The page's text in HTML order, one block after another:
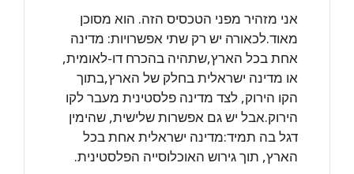
אני מזהיר מפני הטכסיס הזה. הוא מסוכן
מאוד.לכאורה יש רק שתי אפשרויות: מדינה
אחת בכל הארץ,שתהיה בהכרח דו-לאומית,
או מדינה ישראלית בחלק של הארץ,בתוך
הקו הירוק, לצד מדינה פלסטינית מעבר לקו
הירוק.אבל יש גם אפשרות שלישית, שהימין
דגל בה תמיד:מדינה ישראלית אחת בכל
הארץ, תוך גירוש האוכלוסייה הפלסטינית.